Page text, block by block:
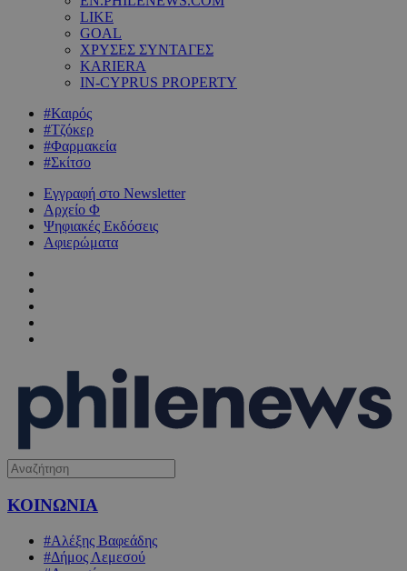
LIKE
GOAL
ΧΡΥΣΕΣ ΣΥΝΤΑΓΕΣ
KARIERA
IN-CYPRUS PROPERTY
#Καιρός
#Τζόκερ
#Φαρμακεία
#Σκίτσο
Εγγραφή στο Newsletter
Αρχείο Φ
Ψηφιακές Εκδόσεις
Αφιερώματα
ΚΟΙΝΩΝΙΑ
#Αλέξης Βαφεάδης
#Δήμος Λεμεσού